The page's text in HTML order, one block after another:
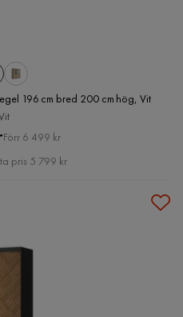
196 cm bred 200 cm hög, Vit
Pris
Original
Pris
Förr 6 499 kr
pris 5 799 kr